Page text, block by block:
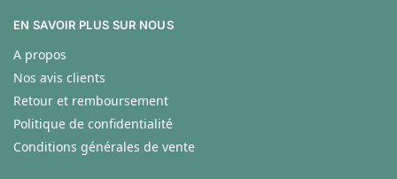
EN SAVOIR PLUS SUR NOUS
A propos
Nos avis clients
Retour et remboursement
Politique de confidentialité
Conditions générales de vente